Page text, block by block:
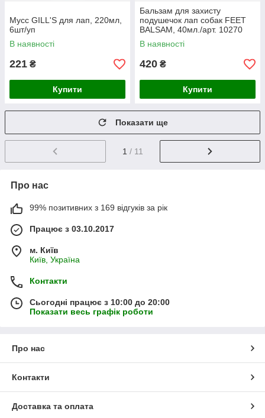
Мусс GILL'S для лап, 220мл,
6шт/уп
В наявності
221 ₴
Купити
Бальзам для захисту
подушечок лап собак FЕET
BALSAM, 40мл./арт. 10270
В наявності
420 ₴
Купити
Показати ще
1 / 11
Про нас
99% позитивних з 169 відгуків за рік
Працює з 03.10.2017
м. Київ
Київ, Україна
Контакти
Сьогодні працює з 10:00 до 20:00
Показати весь графік роботи
Про нас
Контакти
Доставка та оплата